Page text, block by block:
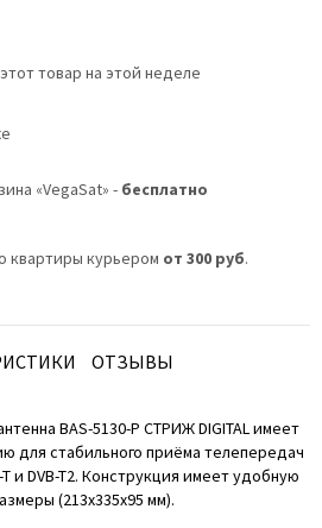
товар на этой неделе
«VegaSat» - бесплатно
квартиры курьером от 300 руб.
ОТЗЫВЫ
BAS-5130-P СТРИЖ DIGITAL имеет
для стабильного приёма телепередач
и DVB-T2. Конструкция имеет удобную
(213х335х95 мм).